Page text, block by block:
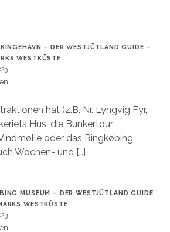
– DER WESTJÜTLAND GUIDE –
WESTKÜSTE
hat (z.B. Nr. Lyngvig Fyr,
Hus, die Bunkertour,
oder das Ringkøbing
Wochen- und […]
MUSEUM – DER WESTJÜTLAND GUIDE
WESTKÜSTE